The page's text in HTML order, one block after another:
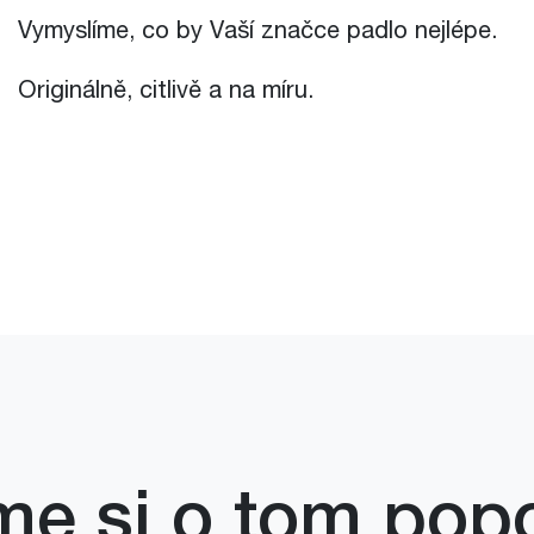
Vymyslíme, co by Vaší značce padlo nejlépe.
Originálně, citlivě a na míru.